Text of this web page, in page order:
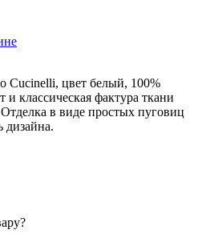
Cucinelli, цвет белый, 100%
классическая фактура ткани
в виде простых пуговиц
дизайна.